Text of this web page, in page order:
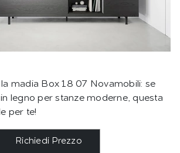
madia Box 18 07 Novamobili: se
legno per stanze moderne, questa
per te!
Richiedi Prezzo